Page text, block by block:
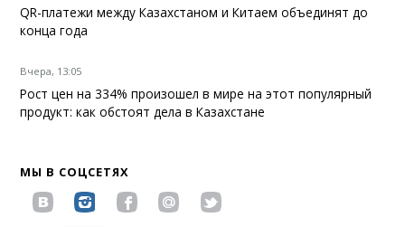
QR-платежи между Казахстаном и Китаем объединят до
конца года
Вчера, 13:05
Рост цен на 334% произошел в мире на этот популярный
продукт: как обстоят дела в Казахстане
МЫ В СОЦСЕТЯХ